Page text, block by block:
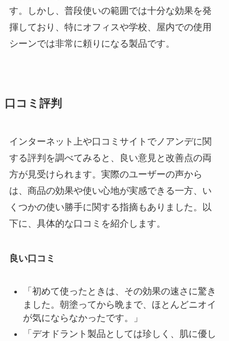
す。しかし、普段使いの範囲では十分な効果を発
揮しており、特にオフィスや学校、屋内での使用
シーンでは非常に頼りになる製品です。
口コミ評判
インターネット上や口コミサイトでノアンデに関
する評判を調べてみると、良い意見と改善点の両
方が見受けられます。実際のユーザーの声から
は、商品の効果や使い心地が実感できる一方、い
くつかの使い勝手に関する指摘もありました。以
下に、具体的な口コミを紹介します。
良い口コミ
「初めて使ったときは、その効果の速さに驚き
ました。朝塗ってから晩まで、ほとんどニオイ
が気にならなかったです。」
「デオドラント製品としては珍しく、肌に優し